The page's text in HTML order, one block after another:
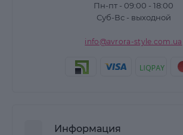
Пн-пт - 09:00 - 18:00
Суб-Вс - выходной
info@avrora-style.com.ua
Информация